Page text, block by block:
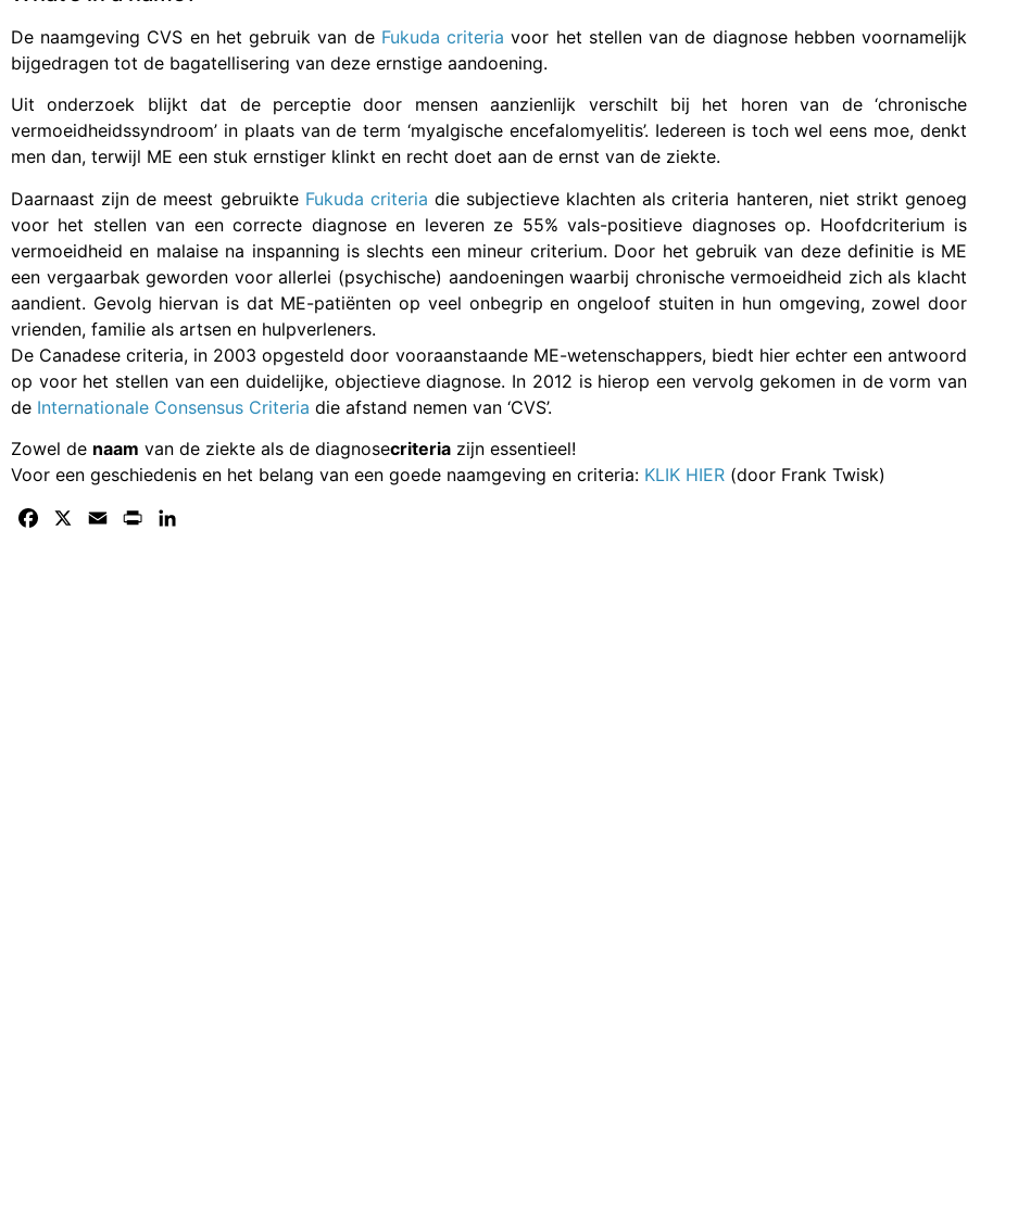
De naamgeving CVS en het gebruik van de Fukuda criteria voor het stellen van de diagnose hebben voornamelijk
bijgedragen tot de bagatellisering van deze ernstige aandoening.
Uit onderzoek blijkt dat de perceptie door mensen aanzienlijk verschilt bij het horen van de ‘chronische
vermoeidheidssyndroom’ in plaats van de term ‘myalgische encefalomyelitis’. Iedereen is toch wel eens moe, denkt
men dan, terwijl ME een stuk ernstiger klinkt en recht doet aan de ernst van de ziekte.
Daarnaast zijn de meest gebruikte Fukuda criteria die subjectieve klachten als criteria hanteren, niet strikt genoeg
voor het stellen van een correcte diagnose en leveren ze 55% vals-positieve diagnoses op. Hoofdcriterium is
vermoeidheid en malaise na inspanning is slechts een mineur criterium. Door het gebruik van deze definitie is ME
een vergaarbak geworden voor allerlei (psychische) aandoeningen waarbij chronische vermoeidheid zich als klacht
aandient. Gevolg hiervan is dat ME-patiënten op veel onbegrip en ongeloof stuiten in hun omgeving, zowel door
vrienden, familie als artsen en hulpverleners.
De Canadese criteria, in 2003 opgesteld door vooraanstaande ME-wetenschappers, biedt hier echter een antwoord
op voor het stellen van een duidelijke, objectieve diagnose. In 2012 is hierop een vervolg gekomen in de vorm van
de Internationale Consensus Criteria die afstand nemen van ‘CVS’.
Zowel de naam van de ziekte als de diagnosecriteria zijn essentieel!
Voor een geschiedenis en het belang van een goede naamgeving en criteria: KLIK HIER (door Frank Twisk)
Facebook Email Print